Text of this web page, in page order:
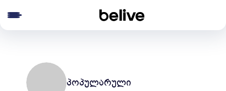
პოპულარული